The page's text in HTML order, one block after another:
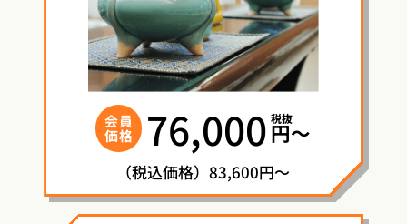
会員
価格 76,000 税抜
円〜
（税込価格）83,600円～